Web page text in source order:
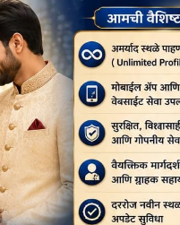
Next:
घायल भिक्षुओं की देखभाल
संरक्षण में होगा उपचार